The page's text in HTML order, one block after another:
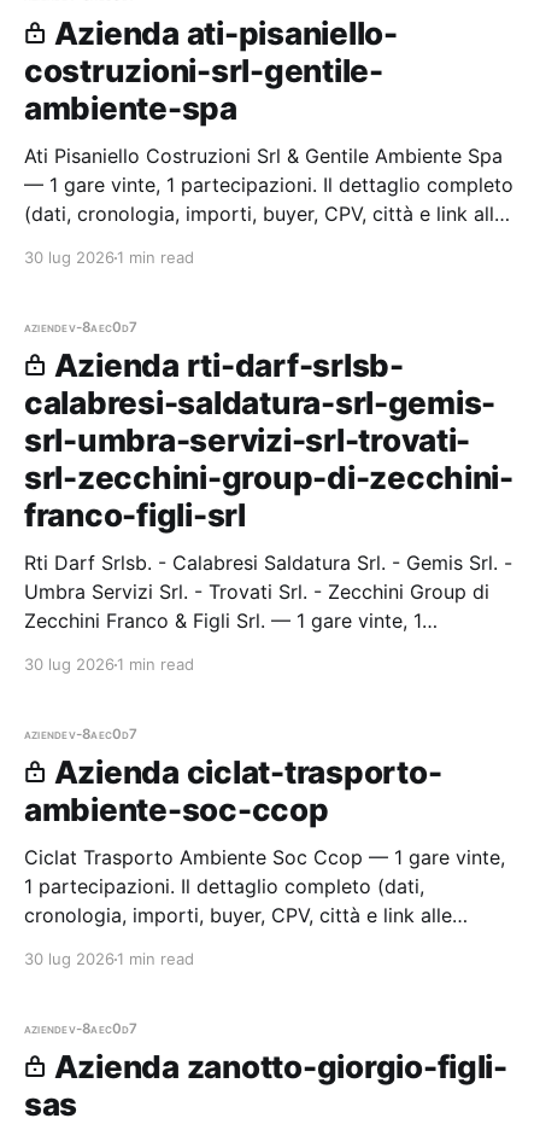
Azienda ati-pisaniello-
costruzioni-srl-gentile-
ambiente-spa
Ati Pisaniello Costruzioni Srl & Gentile Ambiente Spa
— 1 gare vinte, 1 partecipazioni. Il dettaglio completo
(dati, cronologia, importi, buyer, CPV, città e link alle
30 lug 2026 1 min read
aziendev-8aec0d7
Azienda rti-darf-srlsb-
calabresi-saldatura-srl-gemis-
srl-umbra-servizi-srl-trovati-
srl-zecchini-group-di-zecchini-
franco-figli-srl
Rti Darf Srlsb. - Calabresi Saldatura Srl. - Gemis Srl. -
Umbra Servizi Srl. - Trovati Srl. - Zecchini Group di
Zecchini Franco & Figli Srl. — 1 gare vinte, 1
cronologia, impo
30 lug 2026 1 min read
aziendev-8aec0d7
Azienda ciclat-trasporto-
ambiente-soc-ccop
Ciclat Trasporto Ambiente Soc Ccop — 1 gare vinte,
1 partecipazioni. Il dettaglio completo (dati,
cronologia, importi, buyer, CPV, città e link alle
30 lug 2026 1 min read
aziendev-8aec0d7
Azienda zanotto-giorgio-figli-
sas